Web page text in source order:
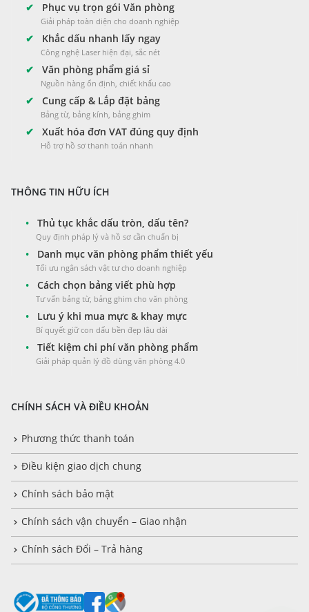
✔ Phục vụ trọn gói Văn phòng
Giải pháp toàn diện cho doanh nghiệp
✔ Khắc dấu nhanh lấy ngay
Công nghệ Laser hiện đại, sắc nét
✔ Văn phòng phẩm giá sỉ
Nguồn hàng ổn định, chiết khấu cao
✔ Cung cấp & Lắp đặt bảng
Bảng từ, bảng kính, bảng ghim
✔ Xuất hóa đơn VAT đúng quy định
Hỗ trợ hồ sơ thanh toán nhanh
THÔNG TIN HỮU ÍCH
• Thủ tục khắc dấu tròn, dấu tên?
Quy định pháp lý và hồ sơ cần chuẩn bị
• Danh mục văn phòng phẩm thiết yếu
Tối ưu ngân sách vật tư cho doanh nghiệp
• Cách chọn bảng viết phù hợp
Tư vấn bảng từ, bảng ghim cho văn phòng
• Lưu ý khi mua mực & khay mực
Bí quyết giữ con dấu bền đẹp lâu dài
• Tiết kiệm chi phí văn phòng phẩm
Giải pháp quản lý đồ dùng văn phòng 4.0
CHÍNH SÁCH VÀ ĐIỀU KHOẢN
Phương thức thanh toán
Điều kiện giao dịch chung
Chính sách bảo mật
Chính sách vận chuyển – Giao nhận
Chính sách Đổi – Trả hàng